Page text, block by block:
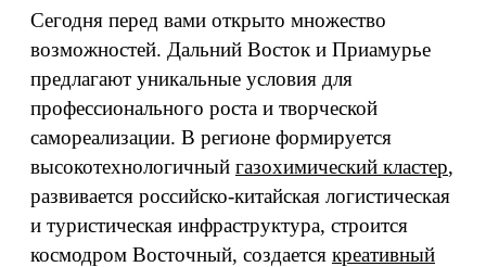
Сегодня перед вами открыто множество
возможностей. Дальний Восток и Приамурье
предлагают уникальные условия для
профессионального роста и творческой
самореализации. В регионе формируется
высокотехнологичный газохимический кластер,
развивается российско-китайская логистическая
и туристическая инфраструктура, строится
космодром Восточный, создается креативный